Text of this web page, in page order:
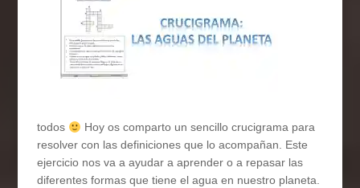
todos
Hoy os comparto un sencillo crucigrama para
resolver con las definiciones que lo acompañan. Este
ejercicio nos va a ayudar a aprender o a repasar las
diferentes formas que tiene el agua en nuestro planeta.